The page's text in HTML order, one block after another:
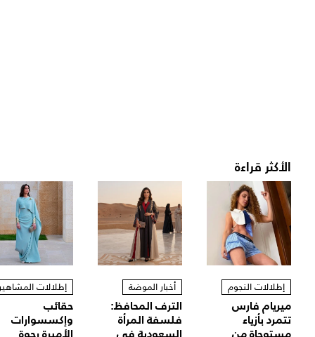
الأكثر قراءة
إطلالات النجوم
ميريام فارس
تتمرد بأزياء
أخبار الموضة
الترف المحافظ:
فلسفة المرأة
إطلالات
حقائب
وإكسسوارات